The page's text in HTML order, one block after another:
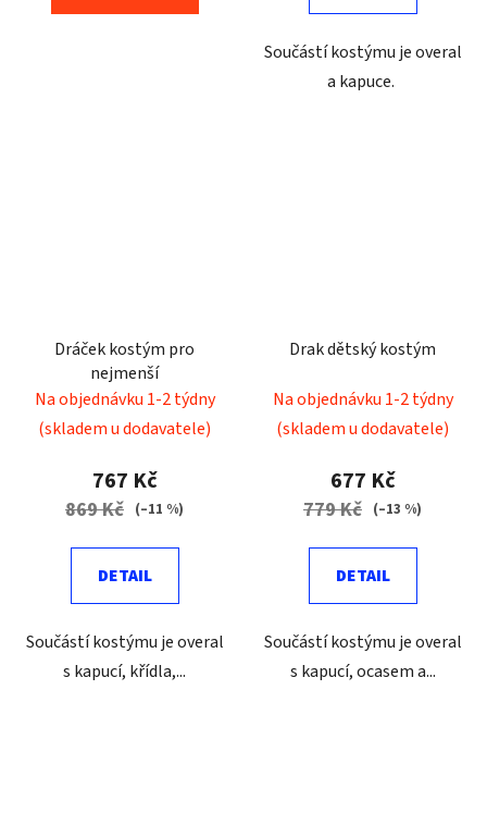
Součástí kostýmu je overal
a kapuce.
Dráček kostým pro
nejmenší
Na objednávku 1-2 týdny
(skladem u dodavatele)
767 Kč
869 Kč (–11 %)
DETAIL
Součástí kostýmu je overal
s kapucí, křídla,...
Drak dětský kostým
Na objednávku 1-2 týdny
(skladem u dodavatele)
677 Kč
779 Kč (–13 %)
DETAIL
Součástí kostýmu je overal
s kapucí, ocasem a...